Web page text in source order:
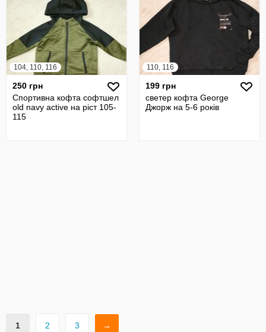
104, 110, 116
250 грн
Спортивна кофта софтшел
old navy active на ріст 105-
115
110, 116
199 грн
светер кофта George
Джорж на 5-6 років
1 2 3 →